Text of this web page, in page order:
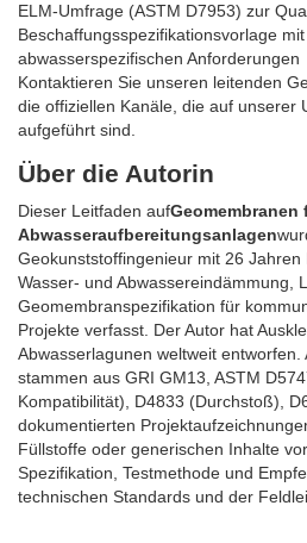
ELM-Umfrage (ASTM D7953) zur
Beschaffungsspezifikationsvorlage
abwasserspezifischen Anforderungen
Kontaktieren Sie unseren leitenden
die offiziellen Kanäle, die auf unserer
aufgeführt sind.
Über die Autorin
Dieser Leitfaden auf
Abwasseraufbereitungsanlagen
Geokunststoffingenieur mit 26
Wasser- und Abwassereindämmung,
Geomembranspezifikation für
Projekte verfasst. Der Autor hat
Abwasserlagunen weltweit entworfen.
stammen aus GRI GM13, ASTM
Kompatibilität), D4833 (Durchstoß),
dokumentierten
Füllstoffe oder generischen Inhalte
Spezifikation, Testmethode und
technischen Standards und der